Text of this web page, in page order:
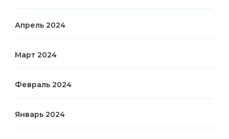
Апрель 2024
Март 2024
Февраль 2024
Январь 2024